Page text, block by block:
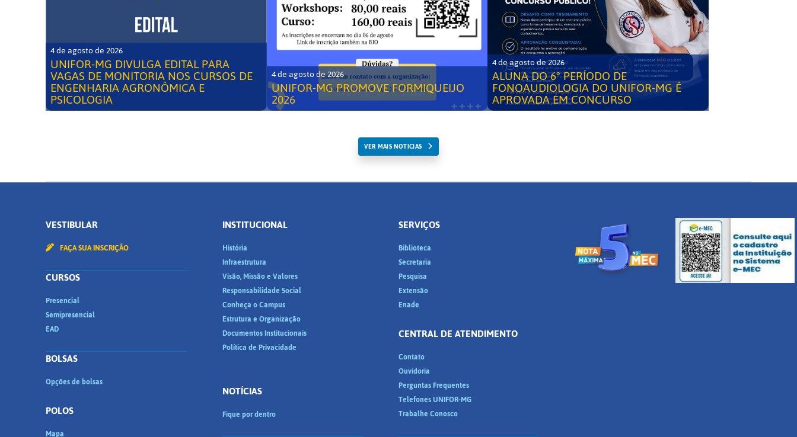
4 de agosto de 2026
UNIFOR-MG DIVULGA EDITAL PARA
VAGAS DE MONITORIA NOS CURSOS DE
ENGENHARIA AGRONÔMICA E
PSICOLOGIA
4 de agosto de 2026
UNIFOR-MG PROMOVE FORMIQUEIJO
2026
4 de agosto de 2026
ALUNA DO 6° PERÍODO DE
FONOAUDIOLOGIA DO UNIFOR-MG É
APROVADA EM CONCURSO
VER MAIS NOTICIAS
VESTIBULAR
FAÇA SUA INSCRIÇÃO
CURSOS
Presencial
Semipresencial
EAD
BOLSAS
Opções de bolsas
POLOS
Mapa
INSTITUCIONAL
História
Infraestrutura
Visão, Missão e Valores
Responsabilidade Social
Conheça o Campus
Estrutura e Organização
Documentos Institucionais
Política de Privacidade
NOTÍCIAS
Fique por dentro
SERVIÇOS
Biblioteca
Secretaria
Pesquisa
Extensão
Enade
CENTRAL DE ATENDIMENTO
Contato
Ouvidoria
Perguntas Frequentes
Telefones UNIFOR-MG
Trabalhe Conosco